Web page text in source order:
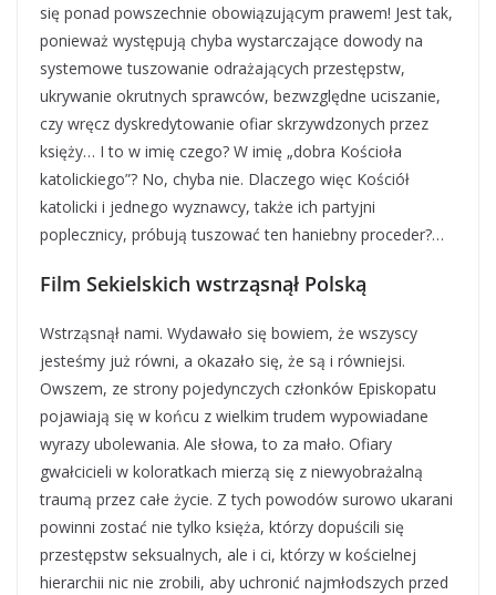
się ponad powszechnie obowiązującym prawem! Jest tak,
ponieważ występują chyba wystarczające dowody na
systemowe tuszowanie odrażających przestępstw,
ukrywanie okrutnych sprawców, bezwzględne uciszanie,
czy wręcz dyskredytowanie ofiar skrzywdzonych przez
księży… I to w imię czego? W imię „dobra Kościoła
katolickiego”? No, chyba nie. Dlaczego więc Kościół
katolicki i jednego wyznawcy, także ich partyjni
poplecznicy, próbują tuszować ten haniebny proceder?…
Film Sekielskich wstrząsnął Polską
Wstrząsnął nami. Wydawało się bowiem, że wszyscy
jesteśmy już równi, a okazało się, że są i równiejsi.
Owszem, ze strony pojedynczych członków Episkopatu
pojawiają się w końcu z wielkim trudem wypowiadane
wyrazy ubolewania. Ale słowa, to za mało. Ofiary
gwałcicieli w koloratkach mierzą się z niewyobrażalną
traumą przez całe życie. Z tych powodów surowo ukarani
powinni zostać nie tylko księża, którzy dopuścili się
przestępstw seksualnych, ale i ci, którzy w kościelnej
hierarchii nic nie zrobili, aby uchronić najmłodszych przed